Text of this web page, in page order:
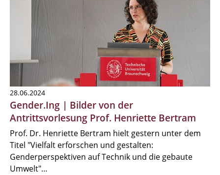
28.06.2024
Gender.Ing | Bilder von der
Antrittsvorlesung Prof. Henriette Bertram
Prof. Dr. Henriette Bertram hielt gestern unter dem
Titel "Vielfalt erforschen und gestalten:
Genderperspektiven auf Technik und die gebaute
Umwelt"…